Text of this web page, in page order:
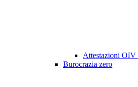
Attestazioni OIV
Burocrazia zero